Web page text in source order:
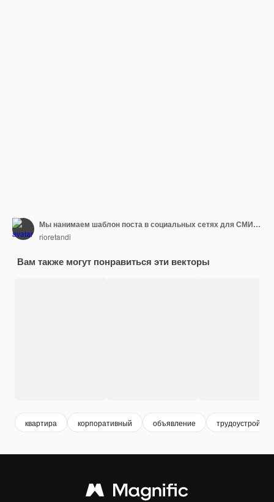
Мы нанимаем шаблон поста в социальных сетях для СМИ о вакансиях
rioretandi
Вам также могут понравиться эти векторы
квартира корпоративный объявление